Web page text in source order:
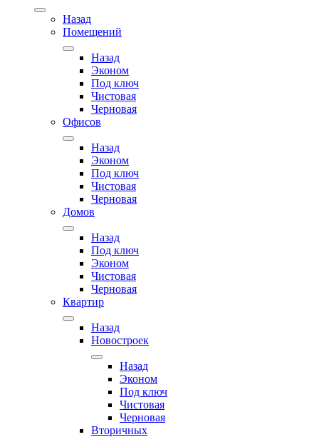
Назад
Помещений
Назад
Эконом
Под ключ
Чистовая
Черновая
Офисов
Назад
Эконом
Под ключ
Чистовая
Черновая
Домов
Назад
Под ключ
Эконом
Чистовая
Черновая
Квартир
Назад
Новостроек
Назад
Эконом
Под ключ
Чистовая
Черновая
Вторичных